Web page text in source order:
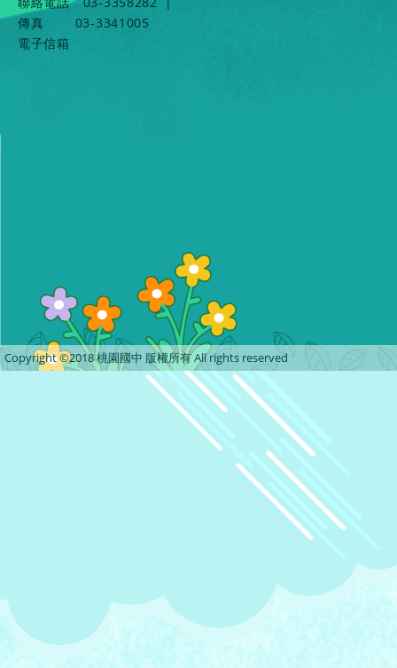
傳真
03-3341005
電子信箱
Copyright ©2018 桃園國中 版權所有 All rights reserved